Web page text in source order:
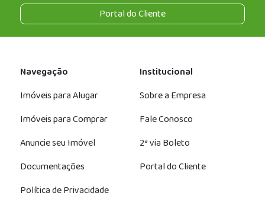
Portal do Cliente
Navegação
Imóveis para Alugar
Imóveis para Comprar
Anuncie seu Imóvel
Documentações
Política de Privacidade
Institucional
Sobre a Empresa
Fale Conosco
2ª via Boleto
Portal do Cliente